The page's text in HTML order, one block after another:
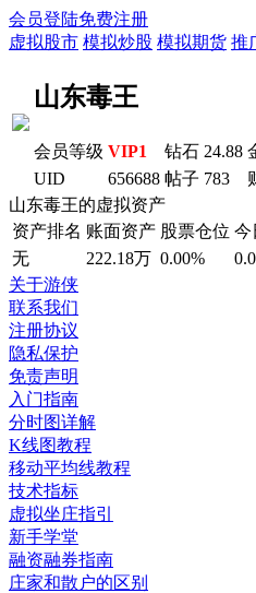
会员登陆免费注册
虚拟股市 模拟炒股 模拟期货 推
山东毒王
会员等级 VIP1 钻石 24.88
UID
656688 帖子 783
山东毒王的虚拟资产
资产排名 账面资产 股票仓位 今
无
222.18万 0.00%
关于游侠
联系我们
注册协议
隐私保护
免责声明
入门指南
分时图详解
K线图教程
移动平均线教程
技术指标
虚拟坐庄指引
新手学堂
融资融券指南
庄家和散户的区别